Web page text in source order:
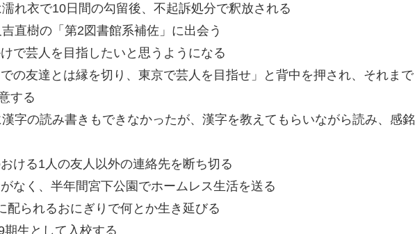
れ衣で10日間の勾留後、不起訴処分で釈放される
直樹の「第2図書館系補佐」に出会う
で芸人を目指したいと思うようになる
の友達とは縁を切り、東京で芸人を目指せ」と背中を押され、それまで
する
字の読み書きもできなかったが、漢字を教えてもらいながら読み、感銘
ける1人の友人以外の連絡先を断ち切る
なく、半年間宮下公園でホームレス生活を送る
られるおにぎりで何とか生き延びる
生として入校する